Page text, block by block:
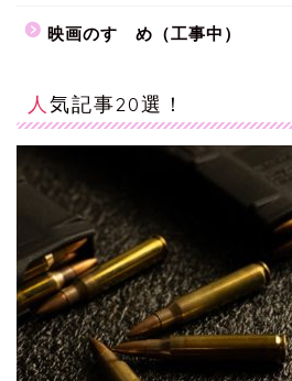
映画のすゝめ（工事中）
人気記事20選！